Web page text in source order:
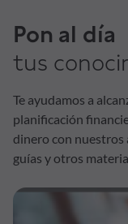
Pon al día
tus
Te ayudamos a
planificación
dinero con nuestros
guías y otros